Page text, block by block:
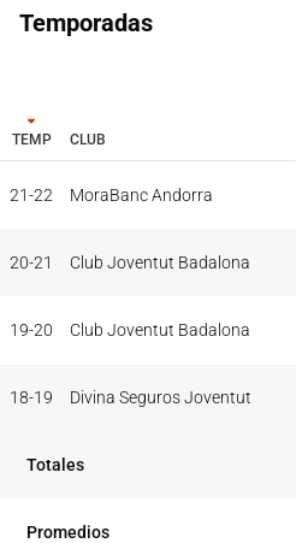
Temporadas
TEMP CLUB
TEMP CLUB
21-22 MoraBanc Andorra
20-21 Club Joventut Badalona
19-20 Club Joventut Badalona
18-19 Divina Seguros Joventut
Totales
Promedios